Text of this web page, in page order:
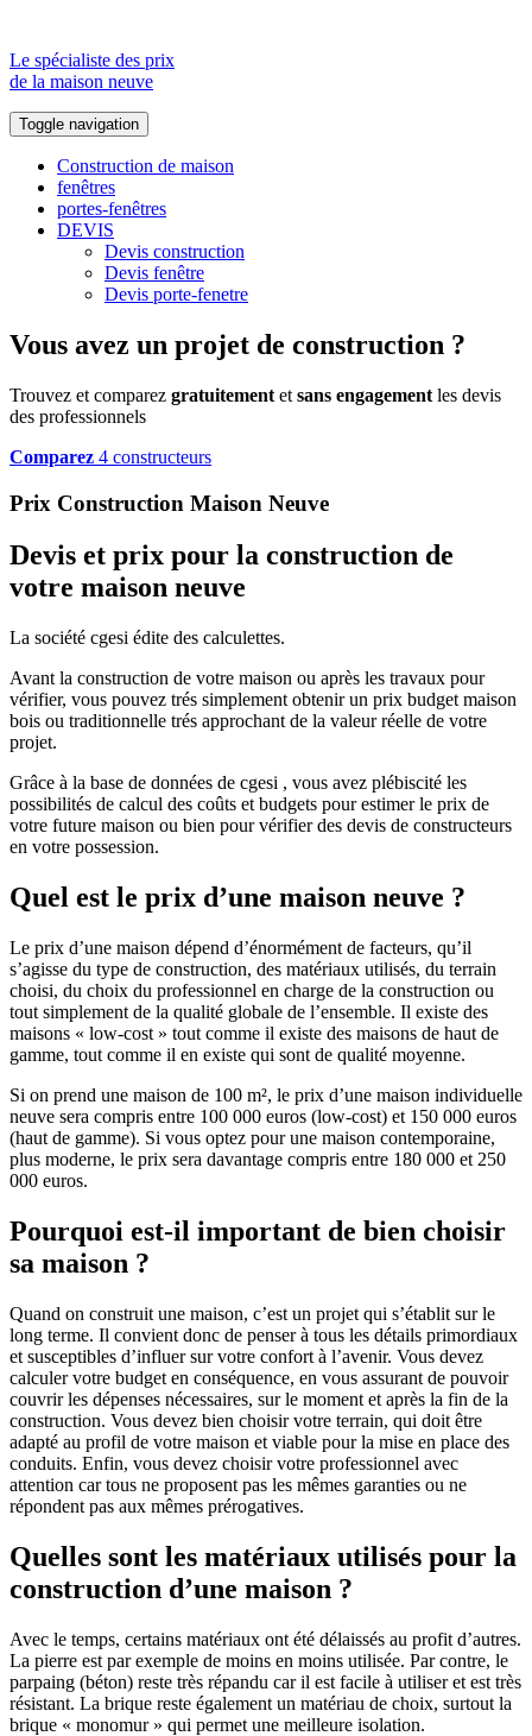
Le spécialiste des prix
de la maison neuve
Toggle navigation
Construction de maison
fenêtres
portes-fenêtres
DEVIS
Devis construction
Devis fenêtre
Devis porte-fenetre
Vous avez un projet de construction ?
Trouvez et comparez gratuitement et sans engagement les devis
des professionnels
Comparez 4 constructeurs
Prix Construction Maison Neuve
Devis et prix pour la construction de
votre maison neuve
La société cgesi édite des calculettes.
Avant la construction de votre maison ou après les travaux pour
vérifier, vous pouvez trés simplement obtenir un prix budget maison
bois ou traditionnelle trés approchant de la valeur réelle de votre
projet.
Grâce à la base de données de cgesi , vous avez plébiscité les
possibilités de calcul des coûts et budgets pour estimer le prix de
votre future maison ou bien pour vérifier des devis de constructeurs
en votre possession.
Quel est le prix d’une maison neuve ?
Le prix d’une maison dépend d’énormément de facteurs, qu’il
s’agisse du type de construction, des matériaux utilisés, du terrain
choisi, du choix du professionnel en charge de la construction ou
tout simplement de la qualité globale de l’ensemble. Il existe des
maisons « low-cost » tout comme il existe des maisons de haut de
gamme, tout comme il en existe qui sont de qualité moyenne.
Si on prend une maison de 100 m², le prix d’une maison individuelle
neuve sera compris entre 100 000 euros (low-cost) et 150 000 euros
(haut de gamme). Si vous optez pour une maison contemporaine,
plus moderne, le prix sera davantage compris entre 180 000 et 250
000 euros.
Pourquoi est-il important de bien choisir
sa maison ?
Quand on construit une maison, c’est un projet qui s’établit sur le
long terme. Il convient donc de penser à tous les détails primordiaux
et susceptibles d’influer sur votre confort à l’avenir. Vous devez
calculer votre budget en conséquence, en vous assurant de pouvoir
couvrir les dépenses nécessaires, sur le moment et après la fin de la
construction. Vous devez bien choisir votre terrain, qui doit être
adapté au profil de votre maison et viable pour la mise en place des
conduits. Enfin, vous devez choisir votre professionnel avec
attention car tous ne proposent pas les mêmes garanties ou ne
répondent pas aux mêmes prérogatives.
Quelles sont les matériaux utilisés pour la
construction d’une maison ?
Avec le temps, certains matériaux ont été délaissés au profit d’autres.
La pierre est par exemple de moins en moins utilisée. Par contre, le
parpaing (béton) reste très répandu car il est facile à utiliser et est très
résistant. La brique reste également un matériau de choix, surtout la
brique « monomur » qui permet une meilleure isolation.